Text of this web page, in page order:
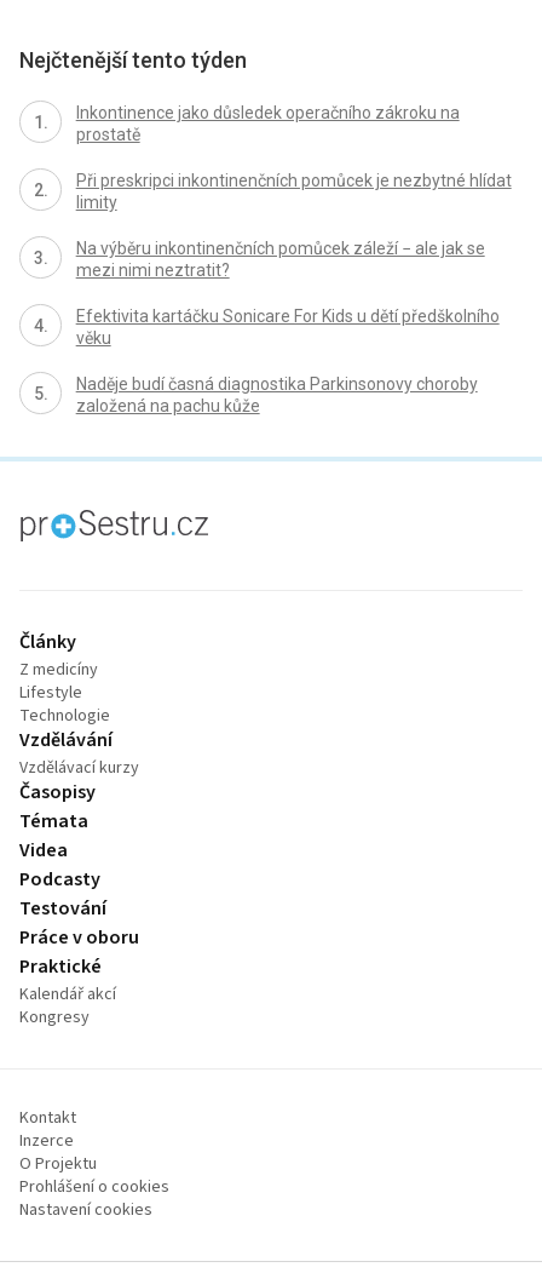
Nejčtenější tento týden
Inkontinence jako důsledek operačního zákroku na
prostatě
Při preskripci inkontinenčních pomůcek je nezbytné hlídat
limity
Na výběru inkontinenčních pomůcek záleží − ale jak se
mezi nimi neztratit?
Efektivita kartáčku Sonicare For Kids u dětí předškolního
věku
Naděje budí časná diagnostika Parkinsonovy choroby
založená na pachu kůže
proLékaře.cz
Články
Z medicíny
Lifestyle
Technologie
Vzdělávání
Vzdělávací kurzy
Časopisy
Témata
Videa
Podcasty
Testování
Práce v oboru
Praktické
Kalendář akcí
Kongresy
Kontakt
Inzerce
O Projektu
Prohlášení o cookies
Nastavení cookies